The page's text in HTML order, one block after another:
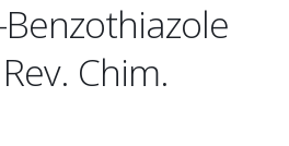
Chim.